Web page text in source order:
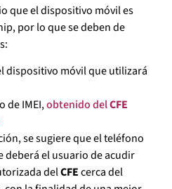
que el dispositivo móvil es
por lo que se deben de
dispositivo móvil que utilizará
de IMEI,obtenido delCFE
se sugiere que el teléfono
deberá el usuario de acudir
delCFEcerca del